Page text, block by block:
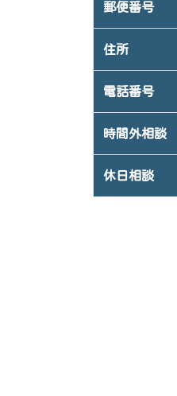
郵便番号
住所
電話番号
時間外相談
休日相談